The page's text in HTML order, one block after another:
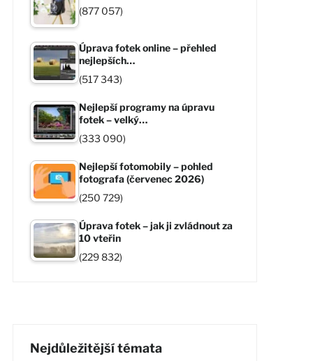
(877 057)
Úprava fotek online – přehled
nejlepších…
(517 343)
Nejlepší programy na úpravu
fotek – velký…
(333 090)
Nejlepší fotomobily – pohled
fotografa (červenec 2026)
(250 729)
Úprava fotek – jak ji zvládnout za
10 vteřin
(229 832)
Nejdůležitější témata